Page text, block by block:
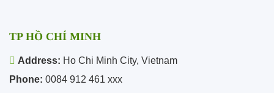
TP HỒ CHÍ MINH
Address: Ho Chi Minh City, Vietnam
Phone: 0084 912 461 xxx